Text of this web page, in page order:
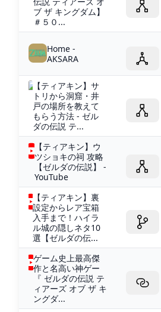
ブ ザ キングダム】
＃５０...
Home -
AKSARA
【ティアキン】サ
トリから洞窟・井
戸の場所を教えて
もらう方法 - ゼル
ダの伝説 テ...
【ティアキン】ウ
ツショキの祠 攻略
【ゼルダの伝説】 -
YouTube
【ティアキン】裏
設定からレア宝箱
入手まで！ハイラ
ル城の隠しネタ10
選【ゼルダの伝...
ゲーム史上最高傑
作と名高い神ゲー
『 ゼルダの伝説 テ
ィアーズ オブ ザ キ
ングダ...